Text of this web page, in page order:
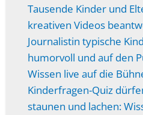
Tausende Kinder und
kreativen Videos
Journalistin typische
humorvoll und auf den
Wissen live auf die
Kinderfragen-Quiz
staunen und lachen: